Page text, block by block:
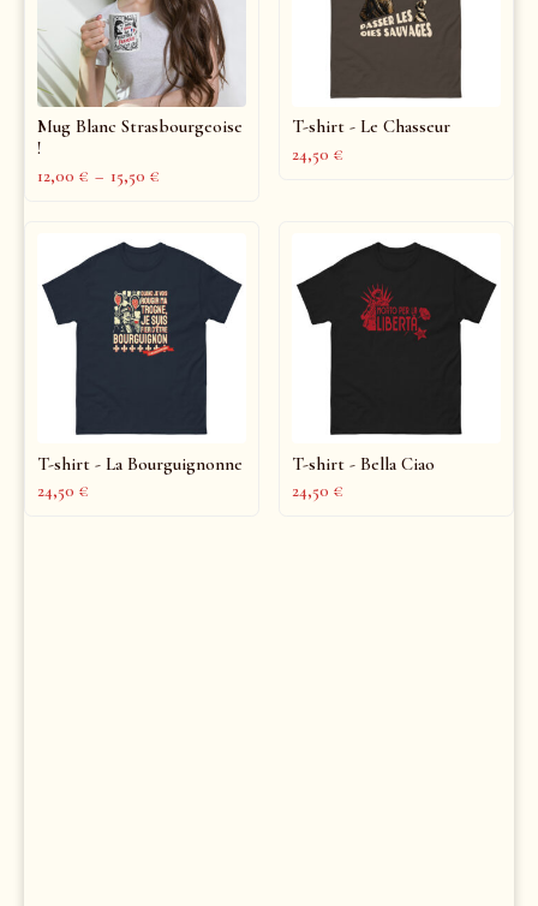
Mug Blanc Strasbourgeoise
!
12,00 € – 15,50 €
T-shirt - Le Chasseur
24,50 €
T-shirt - La Bourguignonne
24,50 €
T-shirt - Bella Ciao
24,50 €